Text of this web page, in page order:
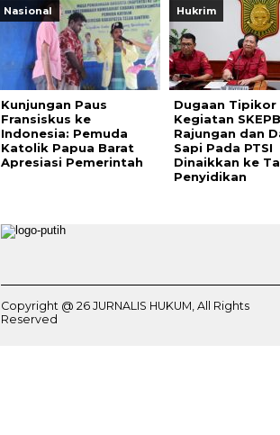
Nasional
Kunjungan Paus
Fransiskus ke
Indonesia: Pemuda
Katolik Papua Barat
Apresiasi Pemerintah
Hukrim
Dugaan Tipikor
Kegiatan SKEPB
Rajungan dan
Sapi Pada PTSI
Dinaikkan ke
Penyidikan
Copyright @ 26 JURNALIS HUKUM, All Rights
Reserved